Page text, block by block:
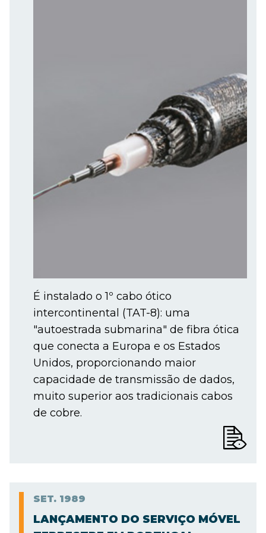
É instalado o 1º cabo ótico
intercontinental (TAT-8): uma
"autoestrada submarina" de fibra ótica
que conecta a Europa e os Estados
Unidos, proporcionando maior
capacidade de transmissão de dados,
muito superior aos tradicionais cabos
de cobre.
SET. 1989
LANÇAMENTO DO SERVIÇO MÓVEL